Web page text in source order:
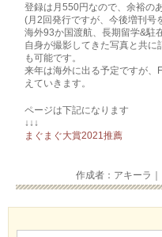
登録は月550円なので、余裕の
(月2回発行ですが、今後増刊号
海外93か国渡航、長期留学&駐
自身が撮影してきた写真と共
も可能です。
来年は海外に出る予定ですが、
えていきます。
ページは下記になります
↓↓↓
まぐまぐ大賞2021推薦
作成者：アキーラ｜